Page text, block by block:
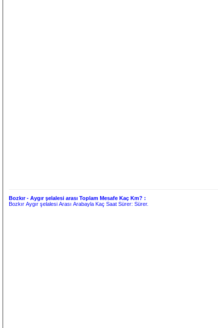
Bozkır - Aygır şelalesi arası Toplam Mesafe Kaç Km? :
Bozkır Aygır şelalesi Arası Arabayla Kaç Saat Sürer:Sürer.